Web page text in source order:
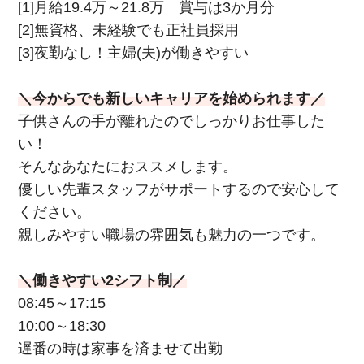
[1]月給19.4万～21.8万 賞与は3か月分
[2]無資格、未経験でも正社員採用
[3]夜勤なし！主婦(夫)が働きやすい
＼今からでも新しいキャリアを始められます／
子供さんの手が離れたのでしっかりお仕事した
い！
そんなあなたにおススメします。
優しい先輩スタッフがサポートするので安心して
ください。
親しみやすい職場の雰囲気も魅力の一つです。
＼働きやすい2シフト制／
08:45～17:15
10:00～18:30
遅番の時は家事を済ませて出勤